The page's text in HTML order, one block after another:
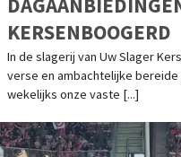
2 augustus 2026, 13:30 uur|